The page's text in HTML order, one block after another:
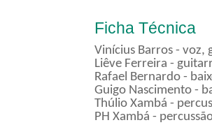
Ficha Técnica
Vinícius Barros - voz,
Liêve Ferreira -
Rafael Bernardo -
Guigo Nascimento -
Thúlio Xambá -
PH Xambá -